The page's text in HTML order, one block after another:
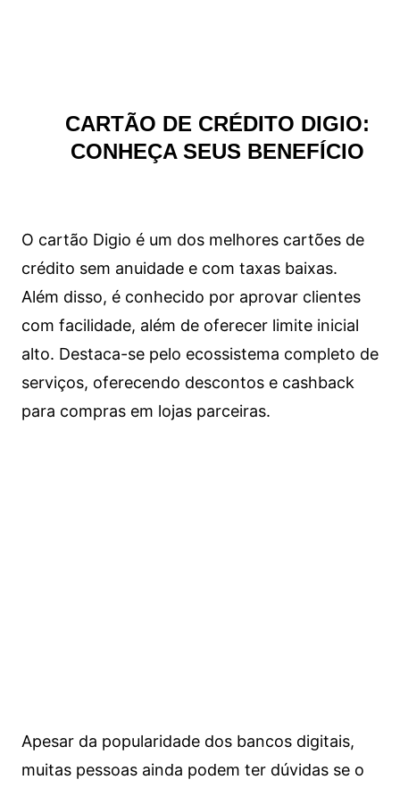
CARTÃO DE CRÉDITO DIGIO:
CONHEÇA SEUS BENEFÍCIO
O cartão Digio é um dos melhores cartões de
crédito sem anuidade e com taxas baixas.
Além disso, é conhecido por aprovar clientes
com facilidade, além de oferecer limite inicial
alto. Destaca-se pelo ecossistema completo de
serviços, oferecendo descontos e cashback
para compras em lojas parceiras.
Apesar da popularidade dos bancos digitais,
muitas pessoas ainda podem ter dúvidas se o